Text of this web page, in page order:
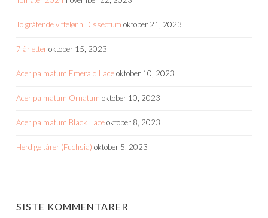
To gråtende viftelønn Dissectum oktober 21, 2023
7 år etteroktober 15, 2023
Acer palmatum Emerald Laceoktober 10, 2023
Acer palmatum Ornatum oktober 10, 2023
Acer palmatum Black Laceoktober 8, 2023
Herdige tårer (Fuchsia) oktober 5, 2023
SISTE KOMMENTARER